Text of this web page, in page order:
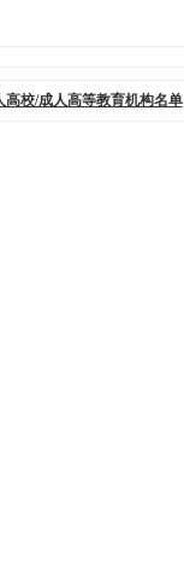
高校/成人高等教育机构名单